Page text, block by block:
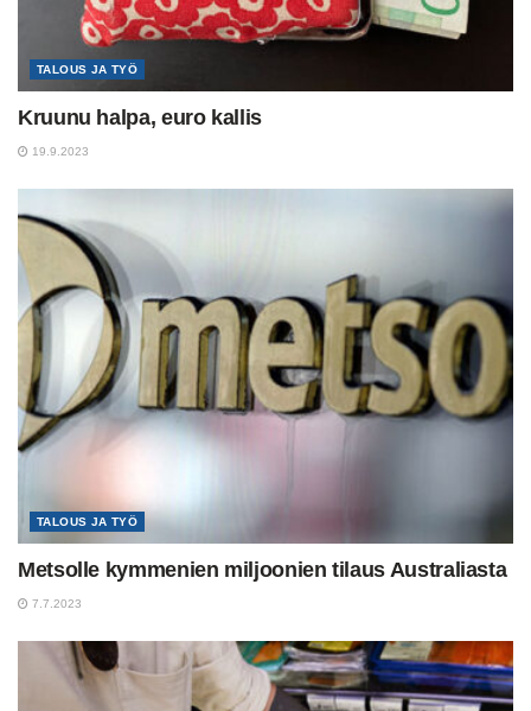
TALOUS JA TYÖ
Kruunu halpa, euro kallis
19.9.2023
TALOUS JA TYÖ
Metsolle kymmenien miljoonien tilaus Australiasta
7.7.2023